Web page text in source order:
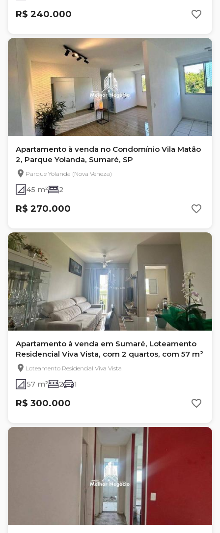
R$ 240.000
Apartamento à venda no Condomínio Vila Matão
2, Parque Yolanda, Sumaré, SP
Parque Yolanda (Nova Veneza)
45 m² 2
R$ 270.000
Apartamento à venda em Sumaré, Loteamento
Residencial Viva Vista, com 2 quartos, com 57 m²
Loteamento Residencial Viva Vista
57 m² 2 1
R$ 300.000